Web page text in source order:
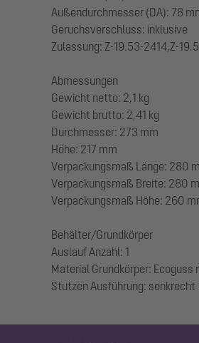
Außendurchmesser (DA): 78
Geruchsverschluss: inklusive
Zulassung: Z-19.53-2414,Z-
Abmessungen
Gewicht netto: 2,1 kg
Gewicht brutto: 2,41 kg
Durchmesser: 273 mm
Höhe: 217 mm
Verpackungsmaß Länge: 280
Verpackungsmaß Breite: 280
Verpackungsmaß Höhe: 260
Behälter/Grundkörper
Auslauf Anzahl: 1
Material Grundkörper: Ecoguss